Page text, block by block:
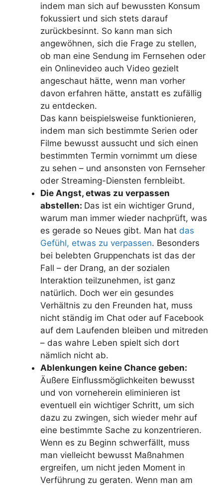
indem man sich auf bewussten Konsum
fokussiert und sich stets darauf
zurückbesinnt. So kann man sich
angewöhnen, sich die Frage zu stellen,
ob man eine Sendung im Fernsehen oder
ein Onlinevideo auch Video gezielt
angeschaut hätte, wenn man vorher
davon erfahren hätte, anstatt es zufällig
zu entdecken.
Das kann beispielsweise funktionieren,
indem man sich bestimmte Serien oder
Filme bewusst aussucht und sich einen
bestimmten Termin vornimmt um diese
zu sehen – und ansonsten von Fernseher
oder Streaming-Diensten fernbleibt.
Die Angst, etwas zu verpassen
abstellen: Das ist ein wichtiger Grund,
warum man immer wieder nachprüft, was
es gerade so Neues gibt. Man hat das
Gefühl, etwas zu verpassen. Besonders
bei belebten Gruppenchats ist das der
Fall – der Drang, an der sozialen
Interaktion teilzunehmen, ist ganz
natürlich. Doch wer ein gesundes
Verhältnis zu den Freunden hat, muss
nicht ständig im Chat oder auf Facebook
auf dem Laufenden bleiben und mitreden
– das wahre Leben spielt sich dort
nämlich nicht ab.
Ablenkungen keine Chance geben:
Äußere Einflussmöglichkeiten bewusst
und von vorneherein eliminieren ist
eventuell ein wichtiger Schritt, um sich
dazu zu zwingen, sich wieder mehr auf
eine bestimmte Sache zu konzentrieren.
Wenn es zu Beginn schwerfällt, muss
man vielleicht bewusst Maßnahmen
ergreifen, um nicht jeden Moment in
Verführung zu geraten. Wenn man am